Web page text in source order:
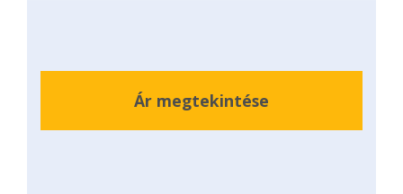
Ár megtekintése